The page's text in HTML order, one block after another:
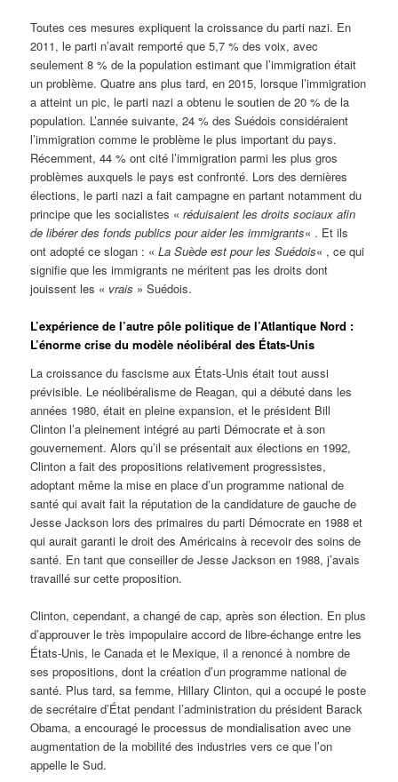
Toutes ces mesures expliquent la croissance du parti nazi. En
2011, le parti n’avait remporté que 5,7 % des voix, avec
seulement 8 % de la population estimant que l’immigration était
un problème. Quatre ans plus tard, en 2015, lorsque l’immigration
a atteint un pic, le parti nazi a obtenu le soutien de 20 % de la
population. L’année suivante, 24 % des Suédois considéraient
l’immigration comme le problème le plus important du pays.
Récemment, 44 % ont cité l’immigration parmi les plus gros
problèmes auxquels le pays est confronté. Lors des dernières
élections, le parti nazi a fait campagne en partant notamment du
principe que les socialistes «réduisaient les droits sociaux afin
de libérer des fonds publics pour aider les immigrants« . Et ils
ont adopté ce slogan : «La Suède est pour les Suédois« , ce qui
signifie que les immigrants ne méritent pas les droits dont
jouissent les « vrais » Suédois.
L’expérience de l’autre pôle politique de l’Atlantique Nord :
L’énorme crise du modèle néolibéral des États-Unis
La croissance du fascisme aux États-Unis était tout aussi
prévisible. Le néolibéralisme de Reagan, qui a débuté dans les
années 1980, était en pleine expansion, et le président Bill
Clinton l’a pleinement intégré au parti Démocrate et à son
gouvernement. Alors qu’il se présentait aux élections en 1992,
Clinton a fait des propositions relativement progressistes,
adoptant même la mise en place d’un programme national de
santé qui avait fait la réputation de la candidature de gauche de
Jesse Jackson lors des primaires du parti Démocrate en 1988 et
qui aurait garanti le droit des Américains à recevoir des soins de
santé. En tant que conseiller de Jesse Jackson en 1988, j’avais
travaillé sur cette proposition.
Clinton, cependant, a changé de cap, après son élection. En plus
d’approuver le très impopulaire accord de libre-échange entre les
États-Unis, le Canada et le Mexique, il a renoncé à nombre de
ses propositions, dont la création d’un programme national de
santé. Plus tard, sa femme, Hillary Clinton, qui a occupé le poste
de secrétaire d’État pendant l’administration du président Barack
Obama, a encouragé le processus de mondialisation avec une
augmentation de la mobilité des industries vers ce que l’on
appelle le Sud.